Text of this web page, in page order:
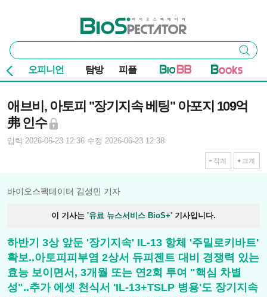
바이오스펙테이터
통
합
검
색
검색
오피니언 탐방 피플
애브비, 아토피 "장기지속 베팅" 아포지 109억
弗 인수
입력 2026-06-23 12:36 수정 2026-06-23 12:38
작게 크게
바이오스펙테이터 김성민 기자
이 기사는 '유료 뉴스서비스 BioS+' 기사입니다.
하반기 3상 앞둔 '장기지속' IL-13 항체 '주밀로키바트'
확보..아토피피부염 2상서 듀피젠트 대비 경쟁력 있는
효능 보이면서, 3개월 또는 연2회 투여 "핵심 차별
성"..추가 에셋 천식서 'IL-13+TSLP 병용'도 장기지속